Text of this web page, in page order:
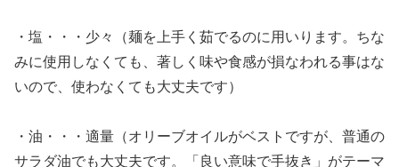
・塩・・・少々（麺を上手く茹でるのに用いります。ちな
みに使用しなくても、著しく味や食感が損なわれる事はな
いので、使わなくても大丈夫です）
・油・・・適量（オリーブオイルがベストですが、普通の
サラダ油でも大丈夫です。「良い意味で手抜き」がテーマ